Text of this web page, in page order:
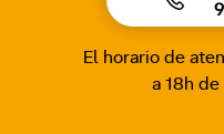
El horario de
a 18h